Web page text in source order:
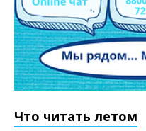
Что читать летом